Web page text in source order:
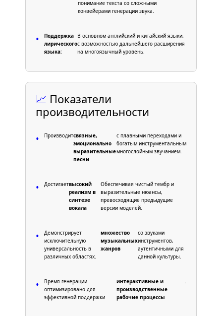
понимание текста со сложными
конвейерами генерации звука.
•
Поддержка
лирического
языка:
В основном английский и китайский языки,
с возможностью дальнейшего расширения
на многоязычный уровень.
📈 Показатели
производительности
• Производитсвязные,
эмоционально
выразительные
песни
с плавными переходами и
богатым инструментальным
многослойным звучанием.
• Достигаетвысокий
реализм в
синтезе
вокала
Обеспечивая чистый тембр и
выразительные нюансы,
превосходящие предыдущие
версии моделей.
•
Демонстрирует
исключительную
универсальность в
различных областях.
множество
музыкальных
жанров
со звуками
инструментов,
аутентичными для
данной культуры.
•
Время генерации
оптимизировано для
эффективной поддержки
интерактивные и
производственные
рабочие процессы
.